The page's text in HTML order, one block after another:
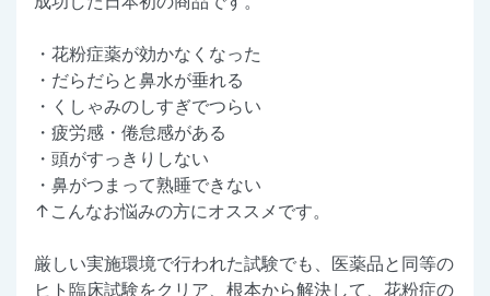
・花粉症薬が効かなくなった
・だらだらと鼻水が垂れる
・くしゃみのしすぎでつらい
・疲労感・倦怠感がある
・頭がすっきりしない
・鼻がつまって熟睡できない
↑こんなお悩みの方にオススメです。
厳しい実施環境で行われた試験でも、医薬品と同等の
ヒト臨床試験をクリア、根本から解決して、花粉症の